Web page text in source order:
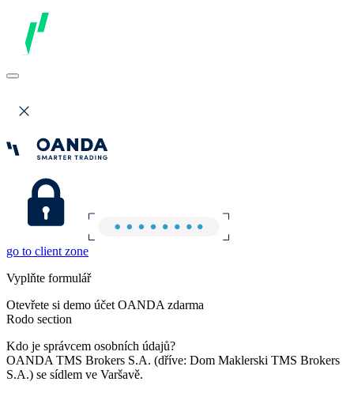
go to client zone
Vyplňte formulář
Otevřete si demo účet OANDA zdarma
Rodo section
Kdo je správcem osobních údajů?
OANDA TMS Brokers S.A. (dříve: Dom Maklerski TMS Brokers
S.A.) se sídlem ve Varšavě.